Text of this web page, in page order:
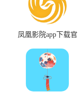
凤凰影院app下载官
网最新版